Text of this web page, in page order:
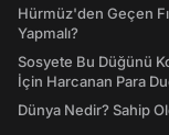
Hürmüz'den Geçen
Yapmalı?
Sosyete Bu Düğünü
İçin Harcanan Para
Dünya Nedir? Sahip